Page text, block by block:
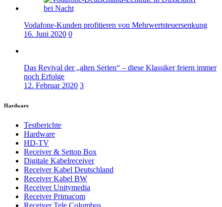
Vodafone-Kunden profitieren von Mehrwertsteuersenkung
16. Juni 2020 0
Das Revival der „alten Serien“ – diese Klassiker feiern immer
noch Erfolge
12. Februar 2020 3
Hardware
Testberichte
Hardware
HD-TV
Receiver & Settop Box
Digitale Kabelreceiver
Receiver Kabel Deutschland
Receiver Kabel BW
Receiver Unitymedia
Receiver Primacom
Receiver Tele Columbus